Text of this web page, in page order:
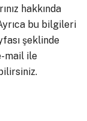
hakkında
bu bilgileri
şeklinde
mail ile